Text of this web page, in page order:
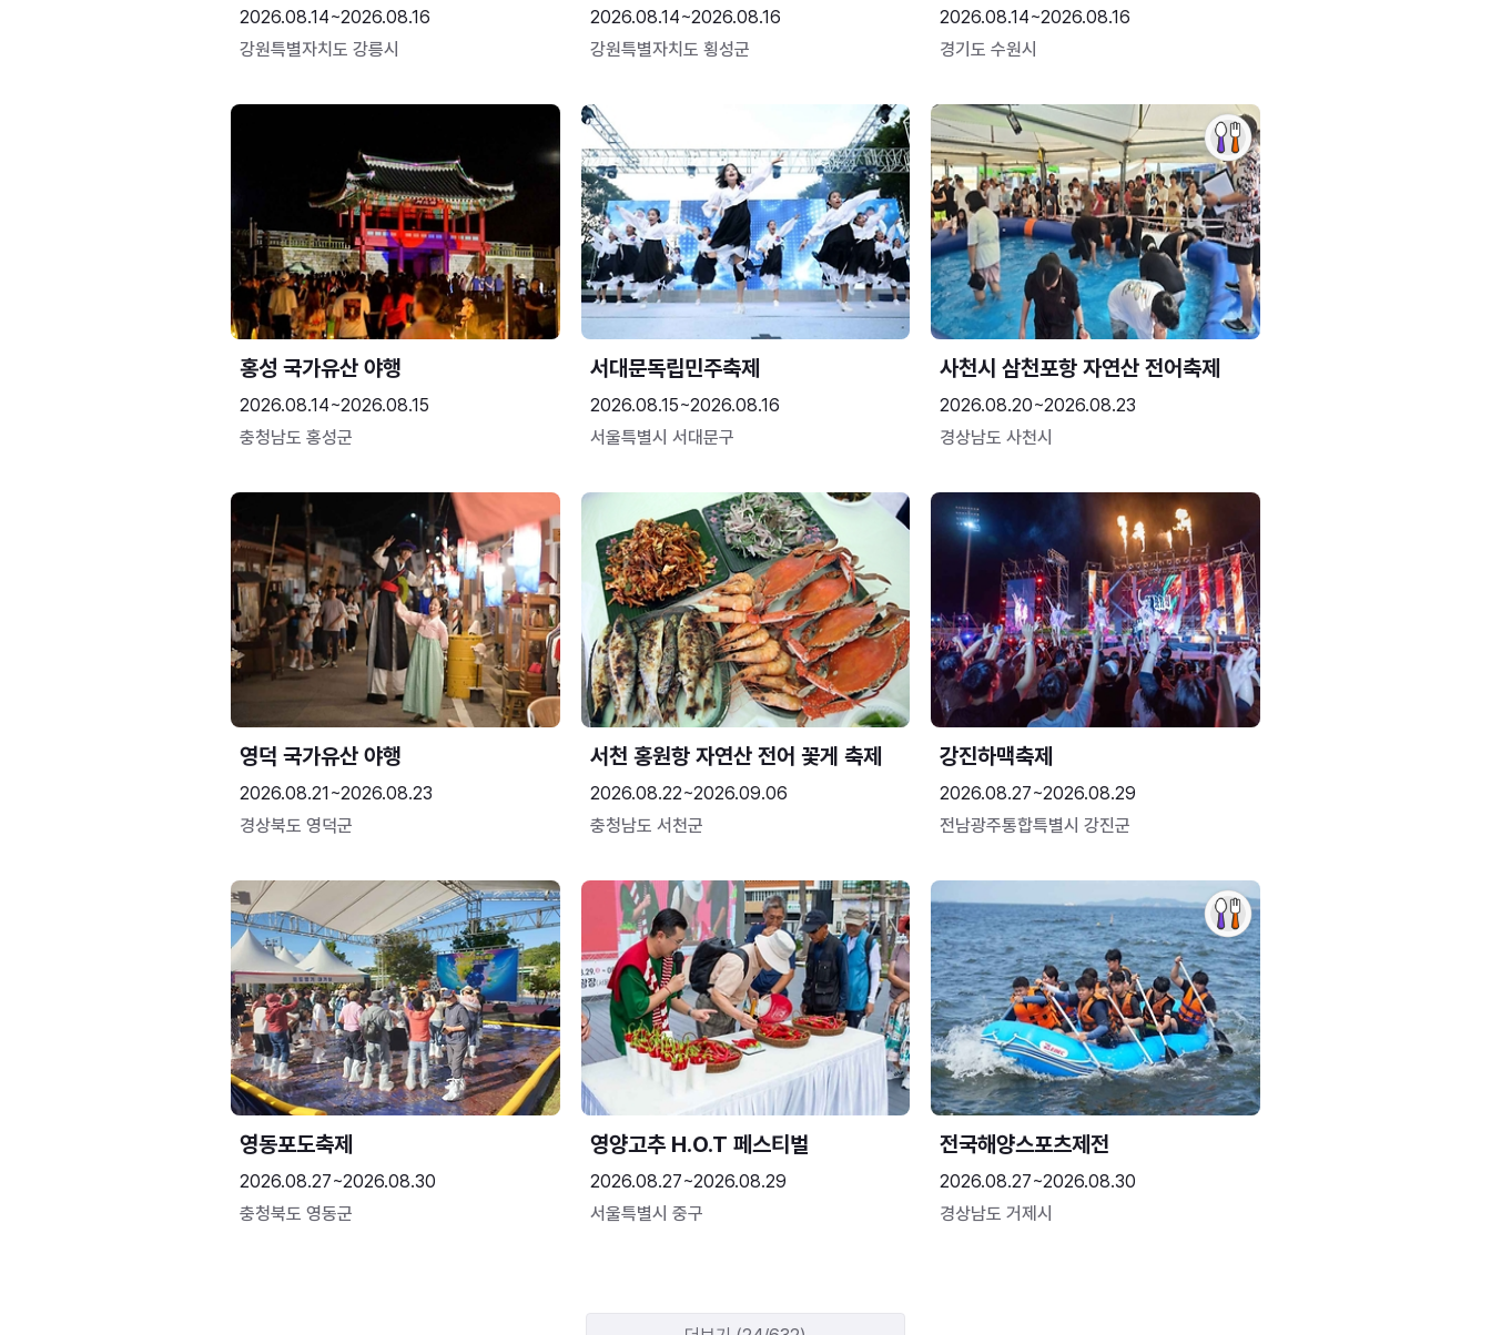
2026.08.14~2026.08.16
강원특별자치도 강릉시
2026.08.14~2026.08.16
강원특별자치도 횡성군
2026.08.14~2026.08.16
경기도 수원시
홍성 국가유산 야행
2026.08.14~2026.08.15
충청남도 홍성군
서대문독립민주축제
2026.08.15~2026.08.16
서울특별시 서대문구
사천시 삼천포항 자연산 전어축제
2026.08.20~2026.08.23
경상남도 사천시
영덕 국가유산 야행
2026.08.21~2026.08.23
경상북도 영덕군
서천 홍원항 자연산 전어 꽃게 축제
2026.08.22~2026.09.06
충청남도 서천군
강진하맥축제
2026.08.27~2026.08.29
전남광주통합특별시 강진군
영동포도축제
2026.08.27~2026.08.30
충청북도 영동군
영양고추 H.O.T 페스티벌
2026.08.27~2026.08.29
서울특별시 중구
전국해양스포츠제전
2026.08.27~2026.08.30
경상남도 거제시